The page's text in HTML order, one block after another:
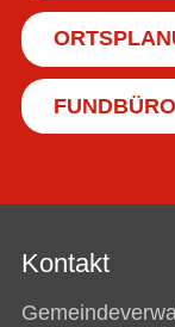
FUNDBÜRO
Kontakt